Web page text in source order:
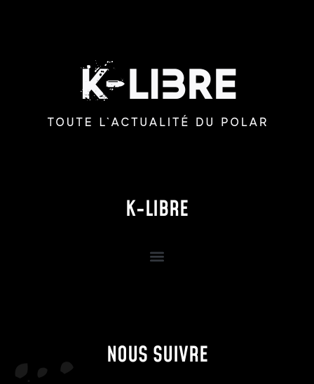
K-LIBRE
NOUS SUIVRE